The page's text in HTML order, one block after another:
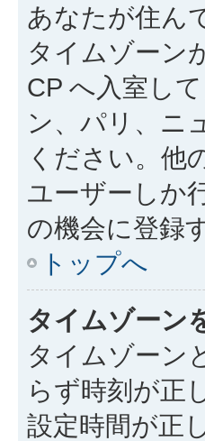
あなたが住ん
タイムゾーン
CP へ入室し
ン、パリ、ニ
ください。他
ユーザーしか
の機会に登録
トップへ
タイムゾーン
タイムゾーン
らず時刻が正
設定時間が正